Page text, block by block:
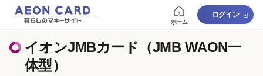
ホーム
ログイン
イオンJMBカード（JMB WAON一
体型）